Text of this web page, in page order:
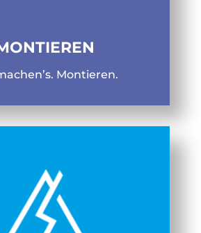
Montieren.